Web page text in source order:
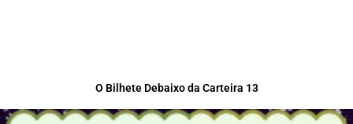
O Bilhete Debaixo da Carteira 13